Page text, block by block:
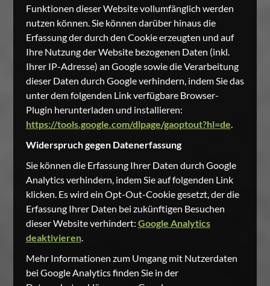
Funktionen dieser Website vollumfänglich werden
nutzen können. Sie können darüber hinaus die
Erfassung der durch den Cookie erzeugten und auf
Ihre Nutzung der Website bezogenen Daten (inkl.
Ihrer IP-Adresse) an Google sowie die Verarbeitung
dieser Daten durch Google verhindern, indem Sie das
unter dem folgenden Link verfügbare Browser-
Plugin herunterladen und installieren:
https://tools.google.com/dlpage/gaoptout?hl=de.
Widerspruch gegen Datenerfassung
Sie können die Erfassung Ihrer Daten durch Google
Analytics verhindern, indem Sie auf folgenden Link
klicken. Es wird ein Opt-Out-Cookie gesetzt, der die
Erfassung Ihrer Daten bei zukünftigen Besuchen
dieser Website verhindert: Google Analytics
deaktivieren.
Mehr Informationen zum Umgang mit Nutzerdaten
bei Google Analytics finden Sie in der